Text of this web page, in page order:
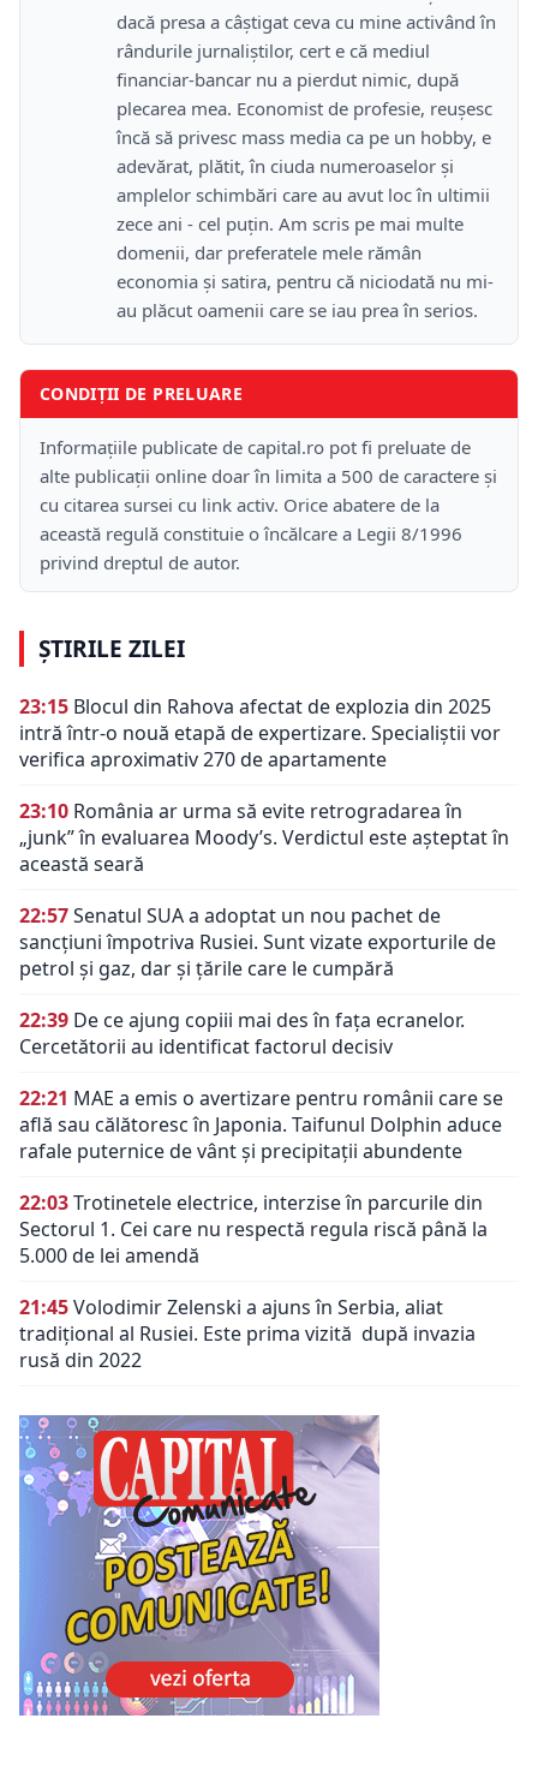
dacă presa a câștigat ceva cu mine activând în
rândurile jurnaliștilor, cert e că mediul
financiar-bancar nu a pierdut nimic, după
plecarea mea. Economist de profesie, reușesc
încă să privesc mass media ca pe un hobby, e
adevărat, plătit, în ciuda numeroaselor și
amplelor schimbări care au avut loc în ultimii
zece ani - cel puțin. Am scris pe mai multe
domenii, dar preferatele mele rămân
economia și satira, pentru că niciodată nu mi-
au plăcut oamenii care se iau prea în serios.
CONDIȚII DE PRELUARE
Informațiile publicate de capital.ro pot fi preluate de
alte publicații online doar în limita a 500 de caractere și
cu citarea sursei cu link activ. Orice abatere de la
această regulă constituie o încălcare a Legii 8/1996
privind dreptul de autor.
ȘTIRILE ZILEI
23:15 Blocul din Rahova afectat de explozia din 2025
intră într-o nouă etapă de expertizare. Specialiștii vor
verifica aproximativ 270 de apartamente
23:10 România ar urma să evite retrogradarea în
„junk” în evaluarea Moody’s. Verdictul este așteptat în
această seară
22:57Senatul SUA a adoptat un nou pachet de
sancțiuni împotriva Rusiei. Sunt vizate exporturile de
petrol și gaz, dar și țările care le cumpără
22:39 De ce ajung copiii mai des în fața ecranelor.
Cercetătorii au identificat factorul decisiv
22:21 MAE a emis o avertizare pentru românii care se
află sau călătoresc în Japonia. Taifunul Dolphin aduce
rafale puternice de vânt și precipitații abundente
22:03Trotinetele electrice, interzise în parcurile din
Sectorul 1. Cei care nu respectă regula riscă până la
5.000 de lei amendă
21:45Volodimir Zelenski a ajuns în Serbia, aliat
tradiţional al Rusiei. Este prima vizită după invazia
rusă din 2022